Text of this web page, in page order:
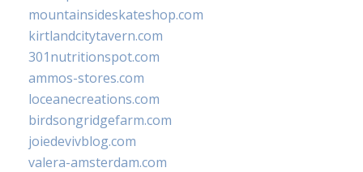
mountainsideskateshop.com
kirtlandcitytavern.com
301nutritionspot.com
ammos-stores.com
loceanecreations.com
birdsongridgefarm.com
joiedevivblog.com
valera-amsterdam.com